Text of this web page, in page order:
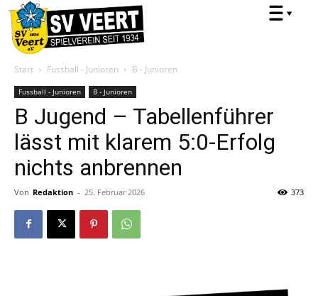
Start Fussball - Junioren B - Junioren
Fussball - Junioren B - Junioren
B Jugend – Tabellenführer
lässt mit klarem 5:0-Erfolg
nichts anbrennen
Von Redaktion - 25. Februar 2026 373